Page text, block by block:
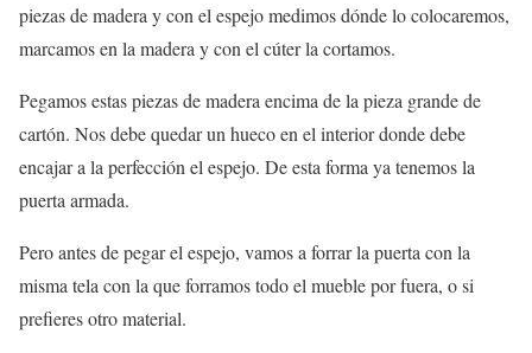
piezas de madera y con el espejo medimos dónde lo colocaremos,
marcamos en la madera y con el cúter la cortamos.
Pegamos estas piezas de madera encima de la pieza grande de
cartón. Nos debe quedar un hueco en el interior donde debe
encajar a la perfección el espejo. De esta forma ya tenemos la
puerta armada.
Pero antes de pegar el espejo, vamos a forrar la puerta con la
misma tela con la que forramos todo el mueble por fuera, o si
prefieres otro material.